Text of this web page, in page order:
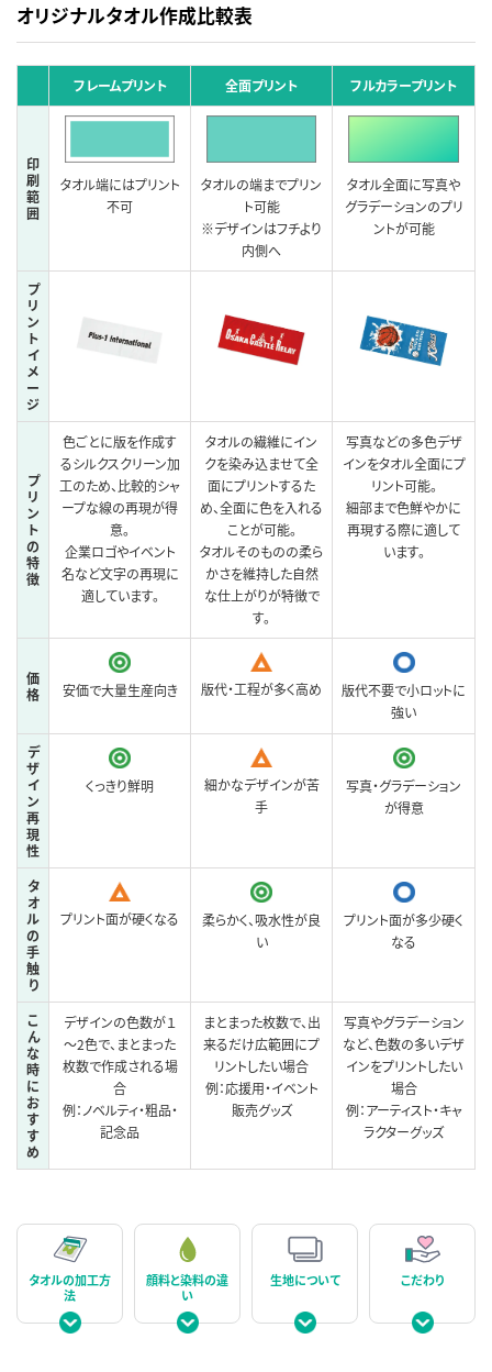
オリジナルタオル作成比較表
フレームプリント 全面プリント フルカラープリント
印
刷
範
囲
タオル端にはプリント
不可
タオルの端までプリン
ト可能
※デザインはフチより
内側へ
タオル全面に写真や
グラデーションのプリ
ントが可能
プ
リ
ン
ト
イ
メ
ー
ジ
プ
リ
ン
ト
の
特
徴
色ごとに版を作成す
るシルクスクリーン加
工のため、比較的シャ
ープな線の再現が得
意。
企業ロゴやイベント
名など文字の再現に
適しています。
タオルの繊維にイン
クを染み込ませて全
面にプリントするた
め、全面に色を入れる
ことが可能。
タオルそのものの柔ら
かさを維持した自然
な仕上がりが特徴で
す。
写真などの多色デザ
インをタオル全面にプ
リント可能。
細部まで色鮮やかに
再現する際に適して
います。
価
格
安価で大量生産向き 版代・工程が多く高め
版代不要で小ロットに
強い
デ
ザ
イ
ン
再
現
性
くっきり鮮明
細かなデザインが苦
手
写真・グラデーション
が得意
タ
オ
ル
の
手
触
り
プリント面が硬くなる
柔らかく、吸水性が良
い
プリント面が多少硬く
なる
こ
ん
な
時
に
お
す
す
め
デザインの色数が１
～2色で、まとまった
枚数で作成される場
合
例：ノベルティ・粗品・
記念品
まとまった枚数で、出
来るだけ広範囲にプ
リントしたい場合
例：応援用・イベント
販売グッズ
写真やグラデーション
など、色数の多いデザ
インをプリントしたい
場合
例：アーティスト・キャ
ラクターグッズ
タオルの加工方
法
顔料と染料の違
い
生地について こだわり